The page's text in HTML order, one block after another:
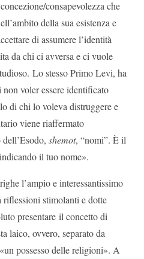
consapevolezza che
della sua esistenza e
di assumere l’identità
da chi ci avversa e ci vuole
Lo stesso Primo Levi, ha
voler essere identificato
di chi lo voleva distruggere e
viene riaffermato
shemot, “nomi”. È il
il tuo nome».
l’ampio e interessantissimo
stimolanti e dotte
presentare il concetto di
laico, ovvero, separato da
possesso delle religioni». A